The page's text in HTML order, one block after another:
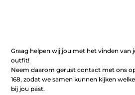
Graag helpen wij jou met het vinden
outfit!
Neem daarom gerust contact met ons
168, zodat we samen kunnen kijken
bij jou past.